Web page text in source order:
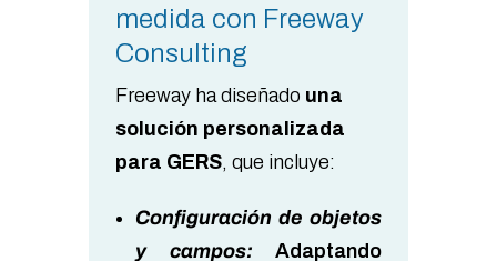
medida con Freeway
Consulting
Freeway ha diseñado una
solución personalizada
para GERS, que incluye:
Configuración de objetos
y campos: Adaptando